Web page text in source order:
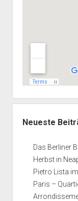
Neueste
Das Berliner
Herbst in
Pietro Lista
Paris –